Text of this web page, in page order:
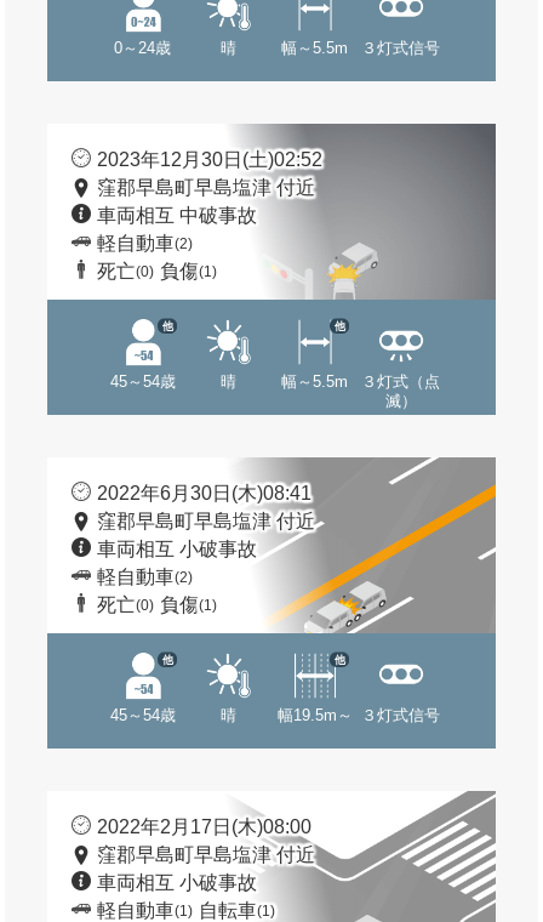
0～24歳 晴 幅～5.5m ３灯式信号
2023年12月30日(土)02:52
窪郡早島町早島塩津 付近
車両相互 中破事故
軽自動車(2)
死亡(0) 負傷(1)
45～54歳
他
晴 幅～5.5m
他
３灯式（点
滅）
2022年6月30日(木)08:41
窪郡早島町早島塩津 付近
車両相互 小破事故
軽自動車(2)
死亡(0) 負傷(1)
45～54歳
他
晴 幅19.5m～
他
３灯式信号
2022年2月17日(木)08:00
窪郡早島町早島塩津 付近
車両相互 小破事故
軽自動車(1) 自転車(1)